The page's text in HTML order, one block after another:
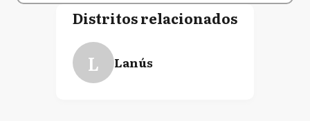
Distritos relacionados
L Lanús